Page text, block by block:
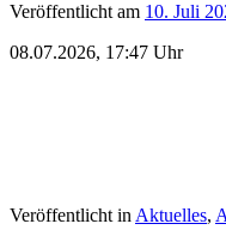
Veröffentlicht am 10. Juli
08.07.2026, 17:47 Uhr
Veröffentlicht in Aktuelles,